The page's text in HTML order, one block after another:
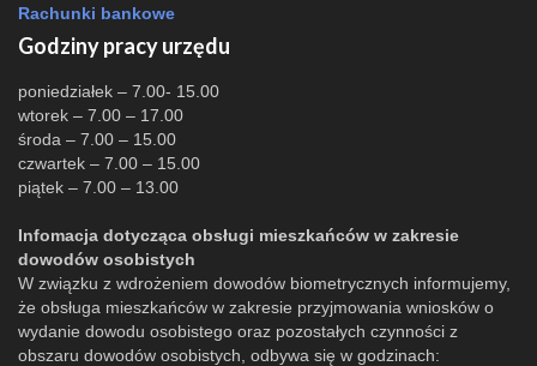
Rachunki bankowe
Godziny pracy urzędu
poniedziałek – 7.00- 15.00
wtorek – 7.00 – 17.00
środa – 7.00 – 15.00
czwartek – 7.00 – 15.00
piątek – 7.00 – 13.00
Infomacja dotycząca obsługi mieszkańców w zakresie
dowodów osobistych
W związku z wdrożeniem dowodów biometrycznych informujemy,
że obsługa mieszkańców w zakresie przyjmowania wniosków o
wydanie dowodu osobistego oraz pozostałych czynności z
obszaru dowodów osobistych, odbywa się w godzinach: